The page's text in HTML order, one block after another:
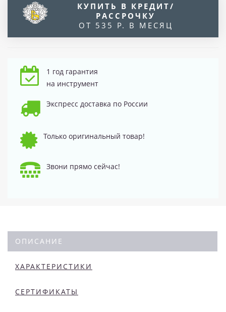
КУПИТЬ В КРЕДИТ/
РАССРОЧКУ
ОТ 535 Р. В МЕСЯЦ
1 год гарантия
на инструмент
Экспресс доставка по России
Только оригинальный товар!
Звони прямо сейчас!
ОПИСАНИЕ
ХАРАКТЕРИСТИКИ
СЕРТИФИКАТЫ